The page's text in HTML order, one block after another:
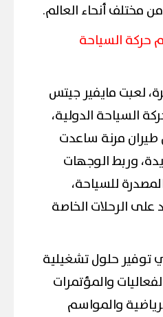
مختلف أنحاء العالم.
السياحة
لعبت مايفير جيتس
السياحة الدولية،
طيران مرنة ساعدت
وربط الوجهات
للسياحة،
على الرحلات الخاصة
توفير حلول تشغيلية
والمؤتمرات
والمواسم